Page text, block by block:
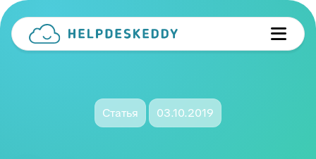
Статья 03.10.2019